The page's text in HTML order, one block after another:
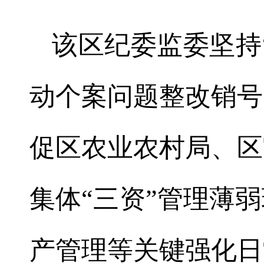
该区纪委监委坚
动个案问题整改销
促区农业农村局、
集体“三资”管理薄
产管理等关键强化